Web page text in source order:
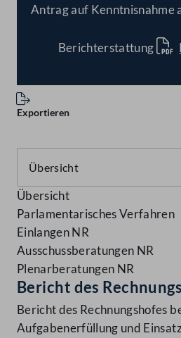
Antrag auf Kenntnisnahme
Berichterstattung
Exportieren
Übersicht
Parlamentarisches Verfahren
Einlangen NR
Ausschussberatungen NR
Plenarberatungen NR
Bericht des
Bericht des Rechnungshofes
Aufgabenerfüllung und